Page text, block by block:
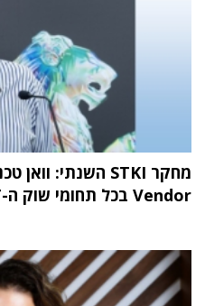
Vendor בכל תחומי שוק ה-IT